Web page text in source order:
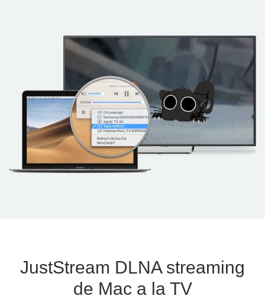
JustStream DLNA streaming
de Mac a la TV